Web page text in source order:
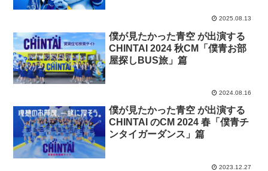
2025.08.13
僕が見たかった青空 が出演する
CHINTAI 2024 秋CM「僕青お部
屋探しBUS旅」篇
2024.08.16
僕が見たかった青空 が出演する
CHINTAI のCM 2024 春「僕青チ
ンタイガーダンス」篇
2023.12.27